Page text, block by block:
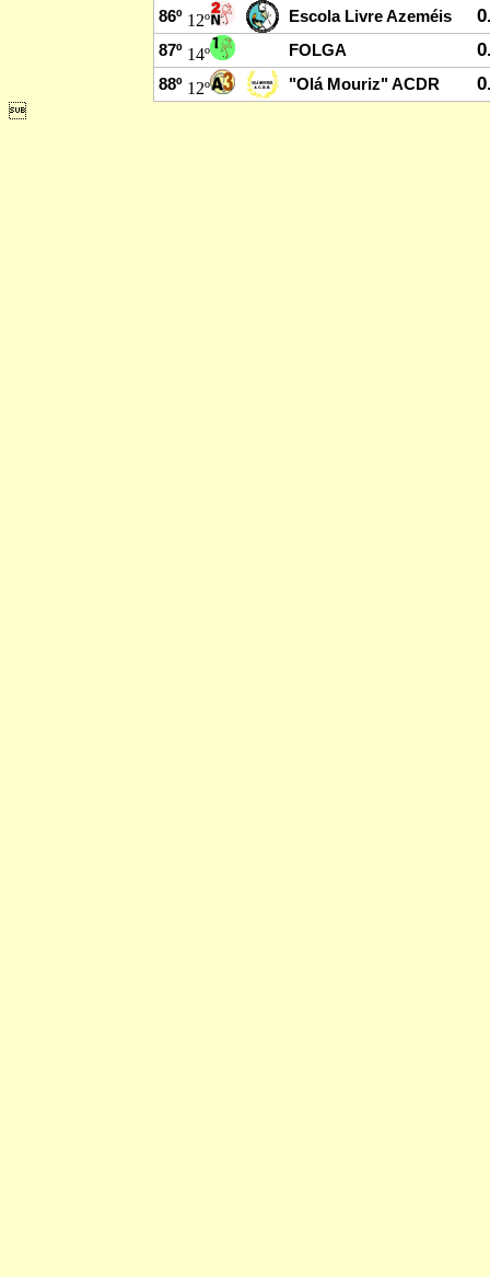
86º 12º Escola Livre Azeméis
87º 14º FOLGA
88º 12º "Olá Mouriz" ACDR
